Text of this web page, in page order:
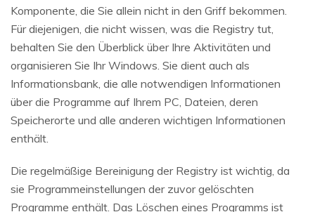
Komponente, die Sie allein nicht in den Griff bekommen.
Für diejenigen, die nicht wissen, was die Registry tut,
behalten Sie den Überblick über Ihre Aktivitäten und
organisieren Sie Ihr Windows. Sie dient auch als
Informationsbank, die alle notwendigen Informationen
über die Programme auf Ihrem PC, Dateien, deren
Speicherorte und alle anderen wichtigen Informationen
enthält.
Die regelmäßige Bereinigung der Registry ist wichtig, da
sie Programmeinstellungen der zuvor gelöschten
Programme enthält. Das Löschen eines Programms ist